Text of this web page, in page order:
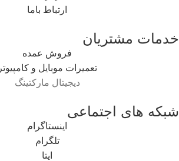
ارتباط باما
خدمات مشتریان
فروش عمده
تعمیرات موبایل و کامپیوتر
دیجیتال مارکتینگ
شبکه های اجتماعی
اینستاگرام
تلگرام
ایتا